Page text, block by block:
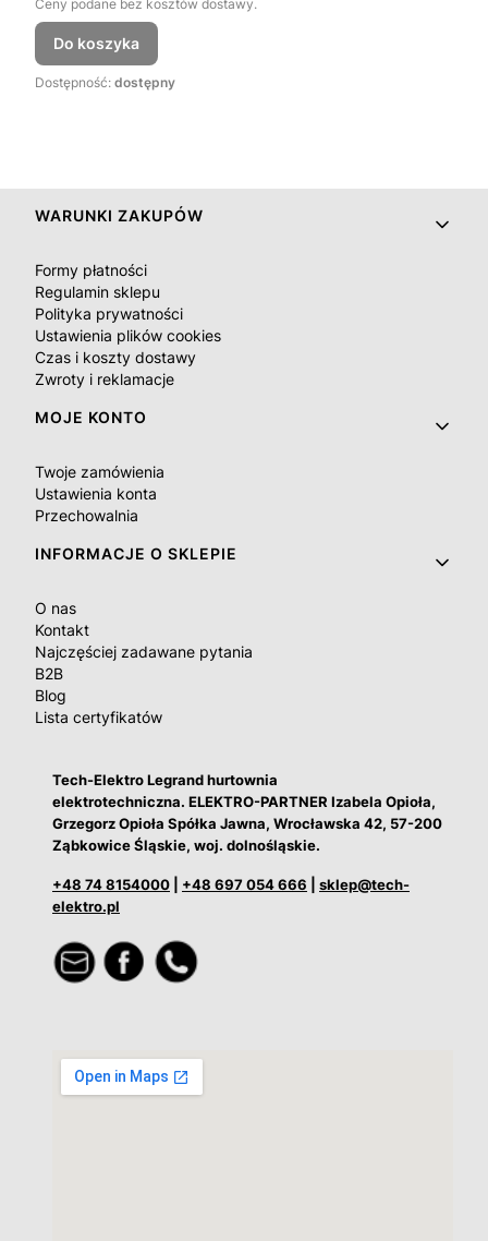
Ceny podane bez kosztów dostawy.
Do koszyka
Dostępność: dostępny
Linki w stopce
WARUNKI ZAKUPÓW
Formy płatności
Regulamin sklepu
Polityka prywatności
Ustawienia plików cookies
Czas i koszty dostawy
Zwroty i reklamacje
MOJE KONTO
Twoje zamówienia
Ustawienia konta
Przechowalnia
INFORMACJE O SKLEPIE
O nas
Kontakt
Najczęściej zadawane pytania
B2B
Blog
Lista certyfikatów
Tech-Elektro Legrand hurtownia
elektrotechniczna. ELEKTRO-PARTNER Izabela Opioła,
Grzegorz Opioła Spółka Jawna, Wrocławska 42, 57-200
Ząbkowice Śląskie, woj. dolnośląskie.
+48 74 8154000 +48 697 054 666
sklep@tech-
elektro.pl